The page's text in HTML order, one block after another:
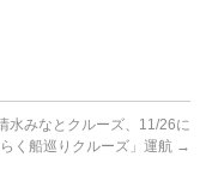
水みなとクルーズ、11/26に
らく船巡りクルーズ」運航 →